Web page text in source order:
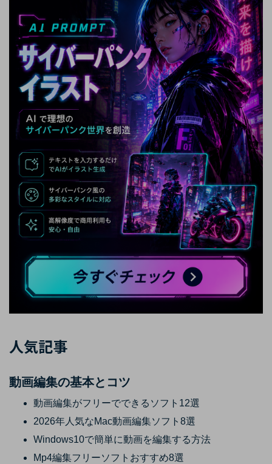
人気記事
動画編集の基本とコツ
動画編集がフリーでできるソフト12選
2026年人気なMac動画編集ソフト8選
Windows10で簡単に動画を編集する方法
Mp4編集フリーソフトおすすめ8選